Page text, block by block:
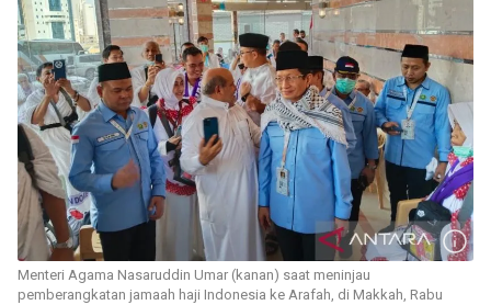
Menteri Agama Nasaruddin Umar (kanan) saat meninjau
pemberangkatan jamaah haji Indonesia ke Arafah, di Makkah, Rabu